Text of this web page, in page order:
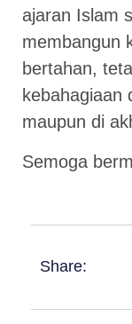
ajaran Islam
membangun
bertahan,
kebahagiaan
maupun di
Semoga
Share: